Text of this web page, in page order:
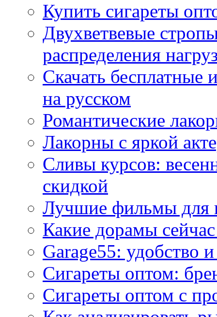
Купить сигареты
Двухветвевые
распределения
Скачать
на русском
Романтические
Лакорны с яркой
Сливы курсов:
скидкой
Лучшие фильмы для
Какие дорамы
Garage55: удобство
Сигареты оптом:
Сигареты оптом с